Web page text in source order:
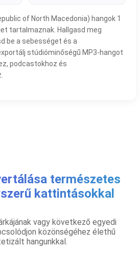
of North Macedonia) hangok 1
tartalmaznak. Hallgasd meg
be a sebességet és a
stúdióminőségű MP3-hangot
podcastokhoz és
természetes
kattintásokkal
vagy következő egyedi
közönségéhez élethű
hangunkkal.